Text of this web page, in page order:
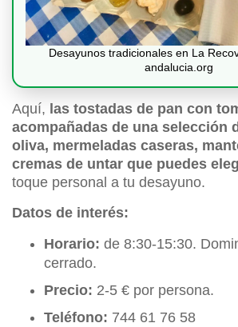
Desayunos tradicionales en La
andalucia.org
Aquí, las tostadas de pan con
acompañadas de una selección
oliva, mermeladas caseras,
cremas de untar que puedes
toque personal a tu desayuno.
Datos de interés:
Horario: de 8:30-15:30.
cerrado.
Precio: 2-5 € por persona.
Teléfono: 744 61 76 58